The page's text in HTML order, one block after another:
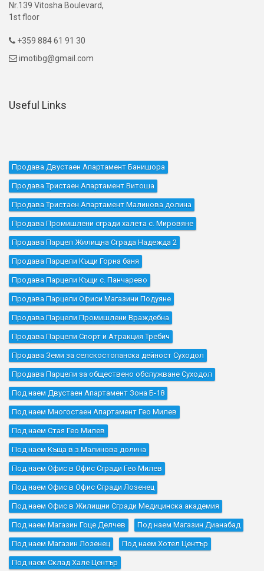
Nr.139 Vitosha Boulevard,
1st floor
 +359 884 61 91 30
 imotibg@gmail.com
Useful Links
Продава Двустаен Апартамент Банишора
Продава Тристаен Апартамент Витоша
Продава Тристаен Апартамент Малинова долина
Продава Промишлени сгради халета с. Мировяне
Продава Парцел Жилищна Сграда Надежда 2
Продава Парцели Къщи Горна баня
Продава Парцели Къщи с. Панчарево
Продава Парцели Офиси Магазини Подуяне
Продава Парцели Промишлени Враждебна
Продава Парцели Спорт и Атракция Требич
Продава Земи за селскостопанска дейност Суходол
Продава Парцели за обществено обслужване Суходол
Под наем Двустаен Апартамент Зона Б-18
Под наем Многостаен Апартамент Гео Милев
Под наем Стая Гео Милев
Под наем Къщa в.з.Малинова долина
Под наем Офис в Офис Сгради Гео Милев
Под наем Офис в Офис Сгради Лозенец
Под наем Офис в Жилищни Сгради Медицинска академия
Под наем Магазин Гоце Делчев Под наем Магазин Дианабад
Под наем Магазин Лозенец Под наем Хотел Център
Под наем Склад Хале Център